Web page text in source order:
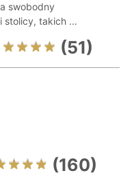
swobodny
stolicy, takich ...
(51)
(160)